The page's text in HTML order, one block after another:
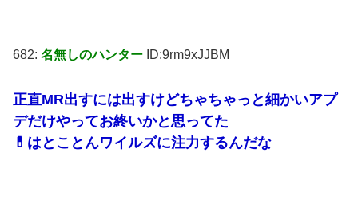
682: 名無しのハンター ID:9rm9xJJBM
正直MR出すには出すけどちゃちゃっと細かいアプ
デだけやってお終いかと思ってた
💊はとことんワイルズに注力するんだな